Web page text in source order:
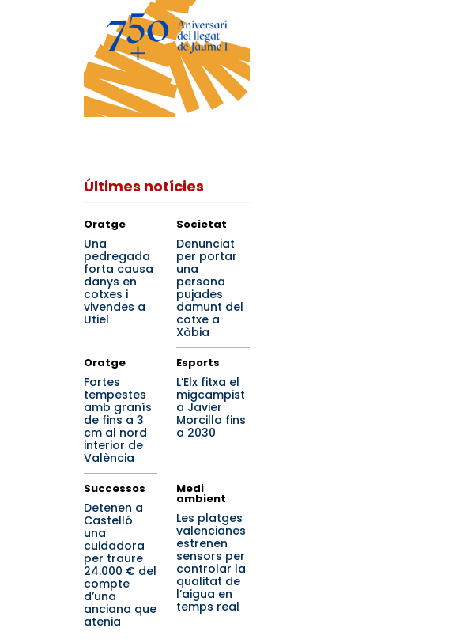
Últimes notícies
Oratge
Una
pedregada
forta causa
danys en
cotxes i
vivendes a
Utiel
Societat
Denunciat
per portar
una
persona
pujades
damunt del
cotxe a
Xàbia
Oratge
Fortes
tempestes
amb granís
de fins a 3
cm al nord
interior de
València
Esports
L’Elx fitxa el
migcampist
a Javier
Morcillo fins
a 2030
Successos
Detenen a
Castelló
una
cuidadora
per traure
24.000 € del
compte
d’una
anciana que
atenia
Medi
ambient
Les platges
valencianes
estrenen
sensors per
controlar la
qualitat de
l’aigua en
temps real